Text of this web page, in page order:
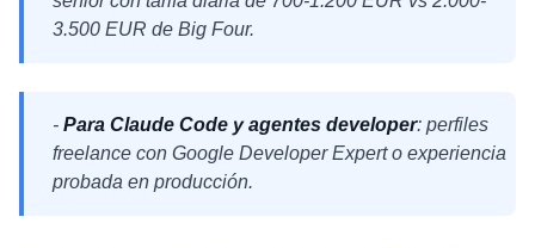
3.500 EUR de Big Four.
- Para Claude Code y agentes developer: perfiles
freelance con Google Developer Expert o experiencia
probada en producción.